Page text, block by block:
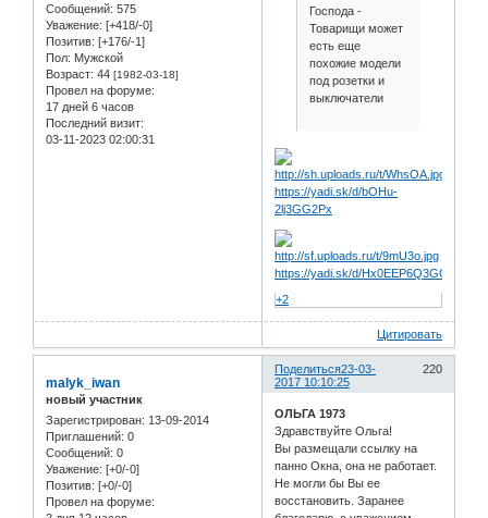
Сообщений: 575
Уважение: [+418/-0]
Позитив: [+176/-1]
Пол: Мужской
Возраст: 44 [1982-03-18]
Провел на форуме:
17 дней 6 часов
Последний визит:
03-11-2023 02:00:31
Господа -
Товарищи может
есть еще
похожие модели
под розетки и
выключатели
https://yadi.sk/d/bOHu-
2lj3GG2Px
https://yadi.sk/d/Hx0EEP6Q3GG2Rs
+2
Цитировать
Поделиться 220
23-03-
2017 10:10:25
malyk_iwan
новый участник
Зарегистрирован: 13-09-2014
Приглашений: 0
Сообщений: 0
Уважение: [+0/-0]
Позитив: [+0/-0]
Провел на форуме:
ОЛЬГА 1973
Здравствуйте Ольга!
Вы размещали ссылку на
панно Окна, она не работает.
Не могли бы Вы ее
восстановить. Заранее